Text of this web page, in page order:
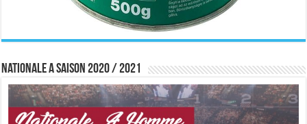
Nationale A saison 2020 / 2021